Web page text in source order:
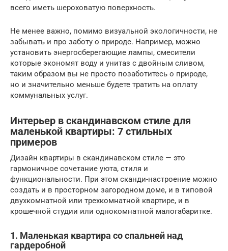
всего иметь шероховатую поверхность.
Не менее важно, помимо визуальной экологичности, не
забывать и про заботу о природе. Например, можно
установить энергосберегающие лампы, смесители
которые экономят воду и унитаз с двойным сливом,
таким образом вы не просто позаботитесь о природе,
но и значительно меньше будете тратить на оплату
коммунальных услуг.
Интерьер в скандинавском стиле для
маленькой квартиры: 7 стильных
примеров
Дизайн квартиры в скандинавском стиле — это
гармоничное сочетание уюта, стиля и
функциональности. При этом сканди-настроение можно
создать и в просторном загородном доме, и в типовой
двухкомнатной или трехкомнатной квартире, и в
крошечной студии или однокомнатной малогабаритке.
1. Маленькая квартира со спальней над
гардеробной